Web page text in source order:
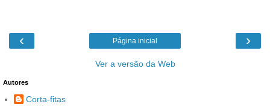
‹ ›
Página inicial
Ver a versão da Web
Autores
Corta-fitas